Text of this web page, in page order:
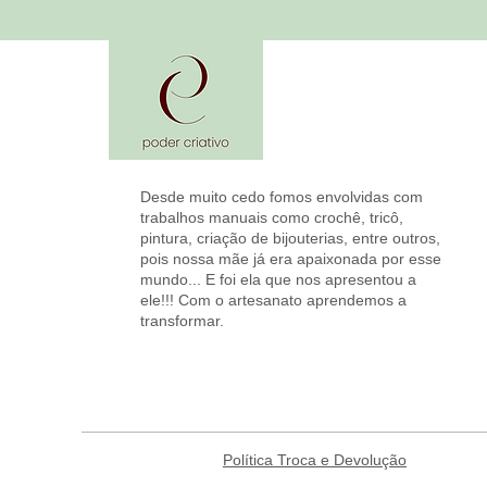
Desde muito cedo fomos envolvidas com
trabalhos manuais como crochê, tricô,
pintura, criação de bijouterias, entre outros,
pois nossa mãe já era apaixonada por esse
mundo... E foi ela que nos apresentou a
ele!!! Com o artesanato aprendemos a
transformar.
Política Troca e Devolução